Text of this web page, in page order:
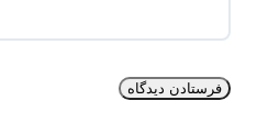
ه